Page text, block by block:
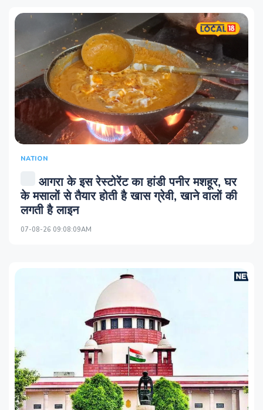
NATION
आगरा के इस रेस्टोरेंट का हांडी पनीर मशहूर, घर
के मसालों से तैयार होती है खास ग्रेवी, खाने वालों की
लगती है लाइन
07-08-26 09:08:09AM